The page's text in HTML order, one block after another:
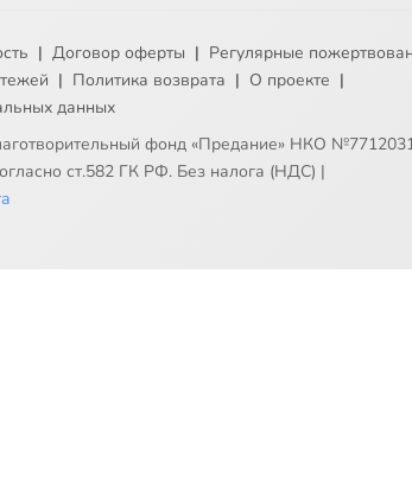
| Договор оферты | Регулярные
| Политика возврата | О проекте |
данных
фонд «Предание» НКО
ст.582 ГК РФ. Без налога (НДС) |